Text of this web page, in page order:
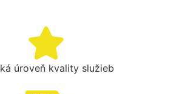
úroveň kvality služieb